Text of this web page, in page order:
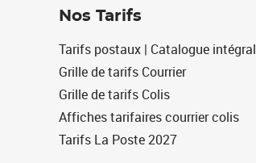
Nos Tarifs
Tarifs postaux | Catalogue intégral
Grille de tarifs Courrier
Grille de tarifs Colis
Affiches tarifaires courrier colis
Tarifs La Poste 2027